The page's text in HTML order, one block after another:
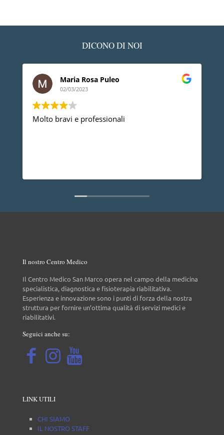
DICONO DI NOI
Maria Rosa Puleo
02/03/2023
Molto bravi e professionali
Il nostro Centro Medico
Il Centro Medico San Marco opera nel campo della medicina
specialistica, diagnostica e fisioterapia riabilitativa.
Esperienza e innovazione sono i punti di forza della nostra
struttura per fornire un’ottima qualità di servizi medici e
riabilitativi.
Seguici anche su:
LINK UTILI
CHI SIAMO
IL NOSTRO STAFF